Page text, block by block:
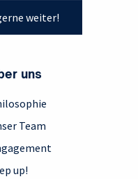
weiter!
uns
Team
up!